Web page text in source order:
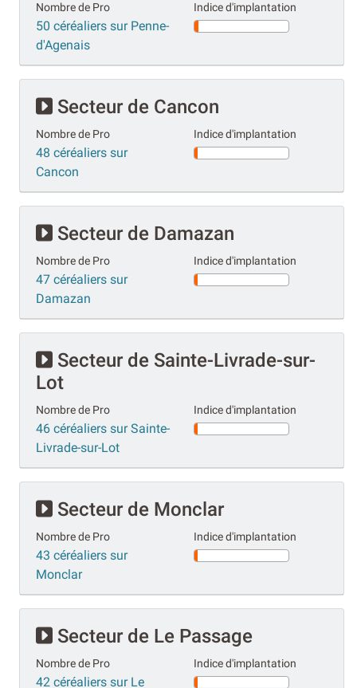
Nombre de Pro
50 céréaliers sur Penne-
d'Agenais
Indice d'implantation
Secteur de Cancon
Nombre de Pro
48 céréaliers sur
Cancon
Indice d'implantation
Secteur de Damazan
Nombre de Pro
47 céréaliers sur
Damazan
Indice d'implantation
Secteur de Sainte-Livrade-sur-
Lot
Nombre de Pro
46 céréaliers sur Sainte-
Livrade-sur-Lot
Indice d'implantation
Secteur de Monclar
Nombre de Pro
43 céréaliers sur
Monclar
Indice d'implantation
Secteur de Le Passage
Nombre de Pro
42 céréaliers sur Le
Indice d'implantation